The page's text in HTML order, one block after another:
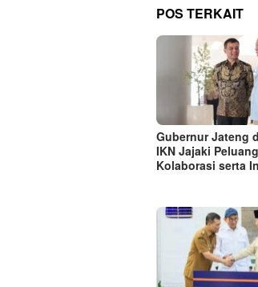
POS TERKAIT
Gubernur Jateng
IKN Jajaki Peluang
Kolaborasi serta